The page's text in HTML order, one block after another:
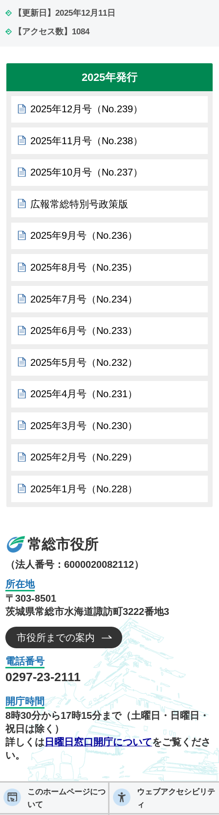
【更新日】 2025年12月11日
【アクセス数】 1084
2025年発行
2025年12月号（No.239）
2025年11月号（No.238）
2025年10月号（No.237）
広報常総特別号政策版
2025年9月号（No.236）
2025年8月号（No.235）
2025年7月号（No.234）
2025年6月号（No.233）
2025年5月号（No.232）
2025年4月号（No.231）
2025年3月号（No.230）
2025年2月号（No.229）
2025年1月号（No.228）
常総市役所
（法人番号：6000020082112）
所在地
〒303-8501
茨城県常総市水海道諏訪町3222番地3
市役所までの案内
電話番号
0297-23-2111
開庁時間
8時30分から17時15分まで（土曜日・日曜日・
祝日は除く）
詳しくは 日曜日窓口開庁についてをご覧くださ
い。
このホームページにつ
いて
ウェブアクセシビリテ
ィ